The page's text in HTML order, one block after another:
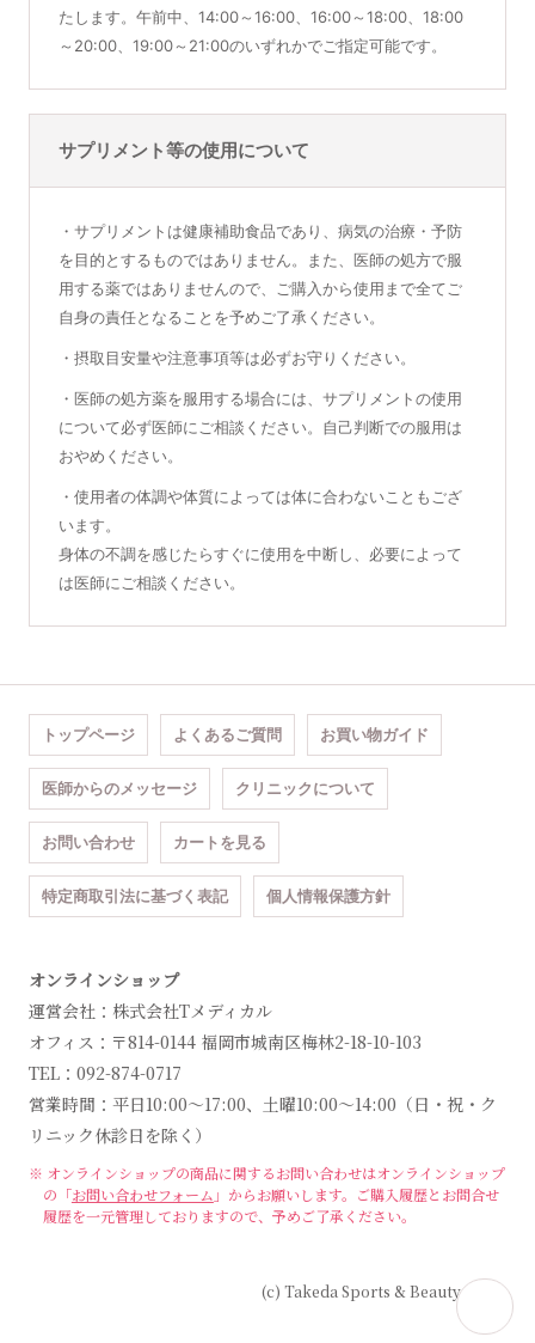
たします。午前中、14:00～16:00、16:00～18:00、18:00
～20:00、19:00～21:00のいずれかでご指定可能です。
サプリメント等の使用について
・サプリメントは健康補助食品であり、病気の治療・予防
を目的とするものではありません。また、医師の処方で服
用する薬ではありませんので、ご購入から使用まで全てご
自身の責任となることを予めご了承ください。
・摂取目安量や注意事項等は必ずお守りください。
・医師の処方薬を服用する場合には、サプリメントの使用
について必ず医師にご相談ください。自己判断での服用は
おやめください。
・使用者の体調や体質によっては体に合わないこともござ
います。
身体の不調を感じたらすぐに使用を中断し、必要によって
は医師にご相談ください。
トップページ よくあるご質問 お買い物ガイド
医師からのメッセージ クリニックについて
お問い合わせ カートを見る
特定商取引法に基づく表記 個人情報保護方針
オンラインショップ
運営会社：株式会社Tメディカル
オフィス：〒814-0144 福岡市城南区梅林2-18-10-103
TEL：092-874-0717
営業時間：平日10:00～17:00、土曜10:00～14:00（日・祝・ク
リニック休診日を除く）
※ オンラインショップの商品に関するお問い合わせはオンラインショップ
の「お問い合わせフォーム 」からお願いします。 ご購入履歴とお問合せ
履歴を一元管理しておりますので、予めご了承ください。
(c) Takeda Sports & Beauty Clinic